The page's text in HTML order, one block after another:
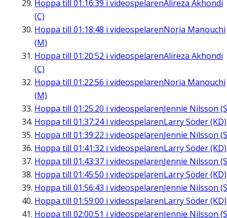
Hoppa till 01:16:39 i videospelarenAlireza Akhondi
(C)
Hoppa till 01:18:48 i videospelarenNoria Manouchi
(M)
Hoppa till 01:20:52 i videospelarenAlireza Akhondi
(C)
Hoppa till 01:22:56 i videospelarenNoria Manouchi
(M)
Hoppa till 01:25:20 i videospelarenJennie Nilsson
Hoppa till 01:37:24i videospelarenLarry Söder (KD)
Hoppa till 01:39:22 i videospelarenJennie Nilsson
Hoppa till 01:41:32 i videospelarenLarry Söder (KD)
Hoppa till 01:43:37 i videospelarenJennie Nilsson
Hoppa till 01:45:50 i videospelarenLarry Söder (KD)
Hoppa till 01:56:43 i videospelarenJennie Nilsson
Hoppa till 01:59:00 i videospelarenLarry Söder (KD)
Hoppa till 02:00:51 i videospelarenJennie Nilsson